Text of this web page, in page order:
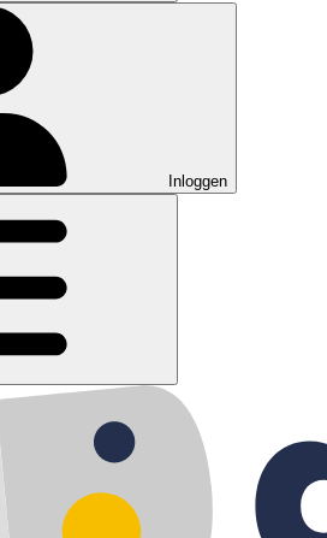
Inloggen